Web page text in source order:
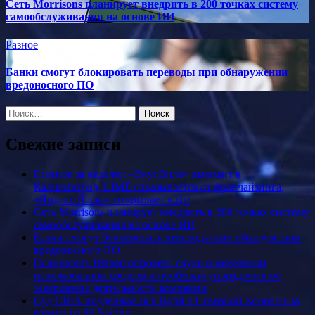
Сеть Morrisons планирует внедрить в 200 точках систему
самообслуживания на основе ИИ
Разное
Банки смогут блокировать переводы при обнаружении
вредоносного ПО
Найти:
Свежие записи
Главное за неделю: «ВкусВилл» выходит в
Калининград, LIMÉ отказывается от франчайзинга,
«Яндекс Лавка» открывает кафе
Сеть Morrisons планирует внедрить в 200 точках систему
самообслуживания на основе ИИ
Банки смогут блокировать переводы при обнаружении
вредоносного ПО
Основатель Bitmart опроверг слухи о нецелевом
использовании средств и пообещал упорядоченное
завершение деятельности компании
Суд США поддержал иск Bybit к Северной Корее из-за